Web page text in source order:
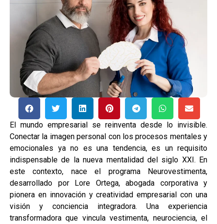
El mundo empresarial se reinventa desde lo invisible.
Conectar la imagen personal con los procesos mentales y
emocionales ya no es una tendencia, es un requisito
indispensable de la nueva mentalidad del siglo XXI. En
este contexto, nace el programa Neurovestimenta,
desarrollado por Lore Ortega, abogada corporativa y
pionera en innovación y creatividad empresarial con una
visión y conciencia integradora. Una experiencia
transformadora que vincula vestimenta, neurociencia, el